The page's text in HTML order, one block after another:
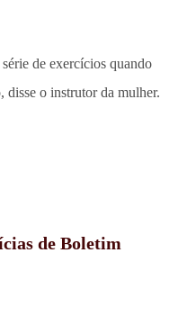
de exercícios quando
disse o instrutor da mulher.
de Boletim